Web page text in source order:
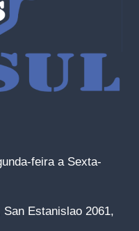
feira a Sexta-
Estanislao 2061,